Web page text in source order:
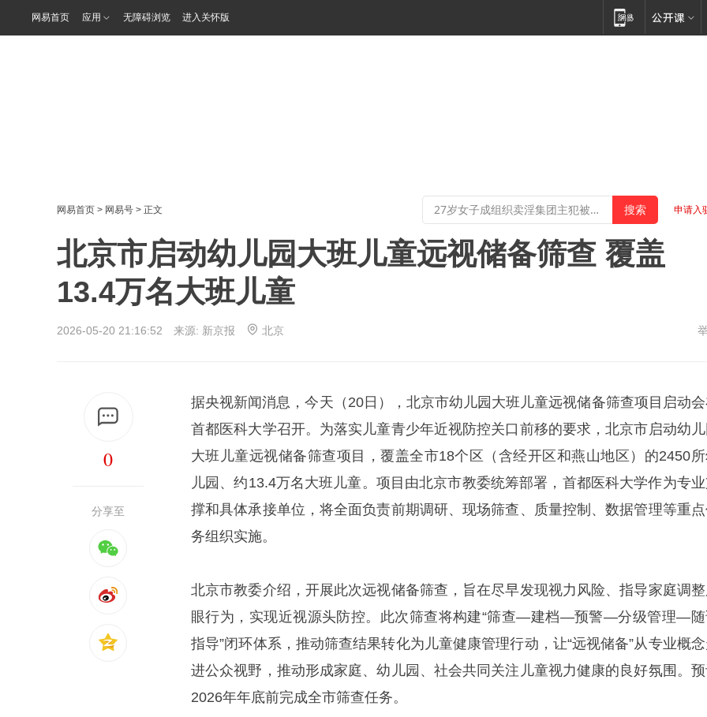
网易首页 应用 无障碍浏览 进入关怀版
网易首页 > 网易号 > 正文 申请入
北京市启动幼儿园大班儿童远视储备筛查 覆盖
13.4万名大班儿童
2026-05-20 21:16:52 来源: 新京报 北京
0
分享至
据央视新闻消息，今天（20日），北京市幼儿园大班儿童远视储备筛查项目启动
首都医科大学召开。为落实儿童青少年近视防控关口前移的要求，北京市启动幼
大班儿童远视储备筛查项目，覆盖全市18个区（含经开区和燕山地区）的2450
儿园、约13.4万名大班儿童。项目由北京市教委统筹部署，首都医科大学作为专
撑和具体承接单位，将全面负责前期调研、现场筛查、质量控制、数据管理等重
务组织实施。
北京市教委介绍，开展此次远视储备筛查，旨在尽早发现视力风险、指导家庭调
眼行为，实现近视源头防控。此次筛查将构建“筛查—建档—预警—分级管理—
指导”闭环体系，推动筛查结果转化为儿童健康管理行动，让“远视储备”从专业概
进公众视野，推动形成家庭、幼儿园、社会共同关注儿童视力健康的良好氛围。
2026年年底前完成全市筛查任务。